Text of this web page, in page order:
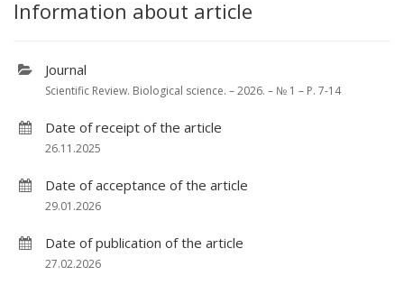
Information about article
Journal
Scientific Review. Biological science. – 2026. – № 1 – P. 7-14
Date of receipt of the article
26.11.2025
Date of acceptance of the article
29.01.2026
Date of publication of the article
27.02.2026